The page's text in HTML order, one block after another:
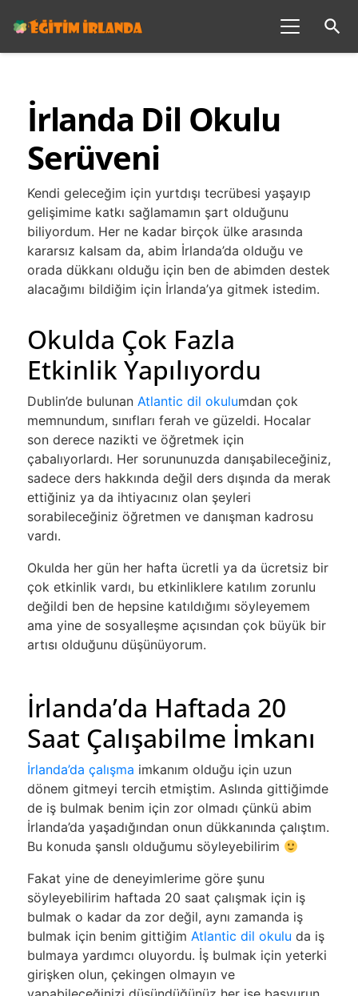
search
İrlanda Dil Okulu
Serüveni
Kendi geleceğim için yurtdışı tecrübesi yaşayıp
gelişimime katkı sağlamamın şart olduğunu
biliyordum. Her ne kadar birçok ülke arasında
kararsız kalsam da, abim İrlanda’da olduğu ve
orada dükkanı olduğu için ben de abimden destek
alacağımı bildiğim için İrlanda’ya gitmek istedim.
Okulda Çok Fazla
Etkinlik Yapılıyordu
Dublin’de bulunan Atlantic dil okulumdan çok
memnundum, sınıfları ferah ve güzeldi. Hocalar
son derece nazikti ve öğretmek için
çabalıyorlardı. Her sorununuzda danışabileceğiniz,
sadece ders hakkında değil ders dışında da merak
ettiğiniz ya da ihtiyacınız olan şeyleri
sorabileceğiniz öğretmen ve danışman kadrosu
vardı.
Okulda her gün her hafta ücretli ya da ücretsiz bir
çok etkinlik vardı, bu etkinliklere katılım zorunlu
değildi ben de hepsine katıldığımı söyleyemem
ama yine de sosyalleşme açısından çok büyük bir
artısı olduğunu düşünüyorum.
İrlanda’da Haftada 20
Saat Çalışabilme İmkanı
İrlanda’da çalışma imkanım olduğu için uzun
dönem gitmeyi tercih etmiştim. Aslında gittiğimde
de iş bulmak benim için zor olmadı çünkü abim
İrlanda’da yaşadığından onun dükkanında çalıştım.
Bu konuda şanslı olduğumu söyleyebilirim
Fakat yine de deneyimlerime göre şunu
söyleyebilirim haftada 20 saat çalışmak için iş
bulmak o kadar da zor değil, aynı zamanda iş
bulmak için benim gittiğim Atlantic dil okulu da iş
bulmaya yardımcı oluyordu. İş bulmak için yeterki
girişken olun, çekingen olmayın ve